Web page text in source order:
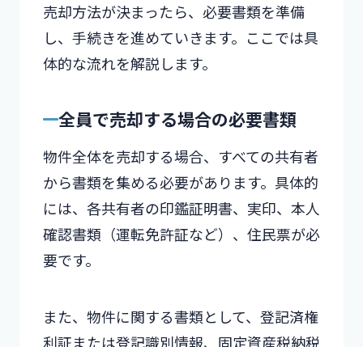
売却方法が決まったら、必要書類を準備
し、手続きを進めていきます。ここでは具
体的な流れを解説します。
全員で売却する場合の必要書類
物件全体を売却する場合、すべての共有者
から書類を集める必要があります。具体的
には、各共有者の印鑑証明書、実印、本人
確認書類（運転免許証など）、住民票が必
要です。
また、物件に関する書類として、登記済権
利証または登記識別情報、固定資産税納税